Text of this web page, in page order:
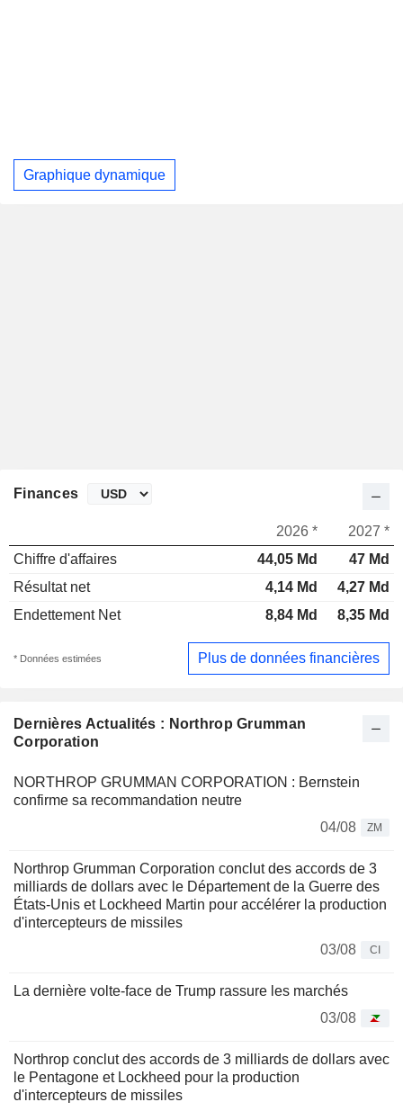
Graphique dynamique
Dernières Actualités : Northrop Grumman
Corporation
NORTHROP GRUMMAN CORPORATION : Bernstein
confirme sa recommandation neutre
04/08
ZM
Northrop Grumman Corporation conclut des accords de 3
milliards de dollars avec le Département de la Guerre des
États-Unis et Lockheed Martin pour accélérer la production
d'intercepteurs de missiles
03/08
CI
La dernière volte-face de Trump rassure les marchés
03/08
Northrop conclut des accords de 3 milliards de dollars avec
le Pentagone et Lockheed pour la production
d'intercepteurs de missiles
Finances
2026 *
2027 *
Chiffre d'affaires
44,05 Md
47 Md
Résultat net
4,14 Md
4,27 Md
Endettement Net
8,84 Md 8,35 Md
* Données estimées Plus de données financières